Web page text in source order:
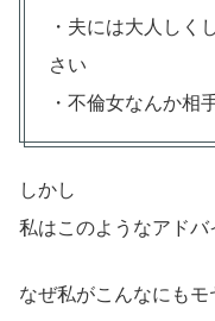
・夫には大人しく
さい
・不倫女なんか相
しかし
私はこのようなアド
なぜ私がこんなにも